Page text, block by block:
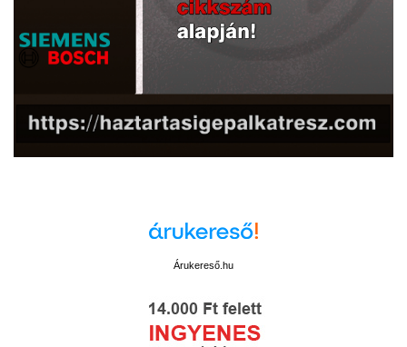
Árukereső.hu